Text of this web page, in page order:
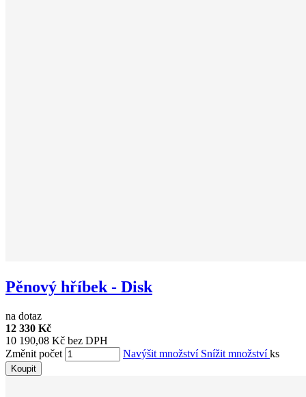
Pěnový hříbek - Disk
na dotaz
12 330 Kč
10 190,08 Kč bez DPH
Změnit počet
Navýšit množství Snížit množstvíks
Koupit